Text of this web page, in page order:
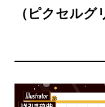
（ピクセルグ